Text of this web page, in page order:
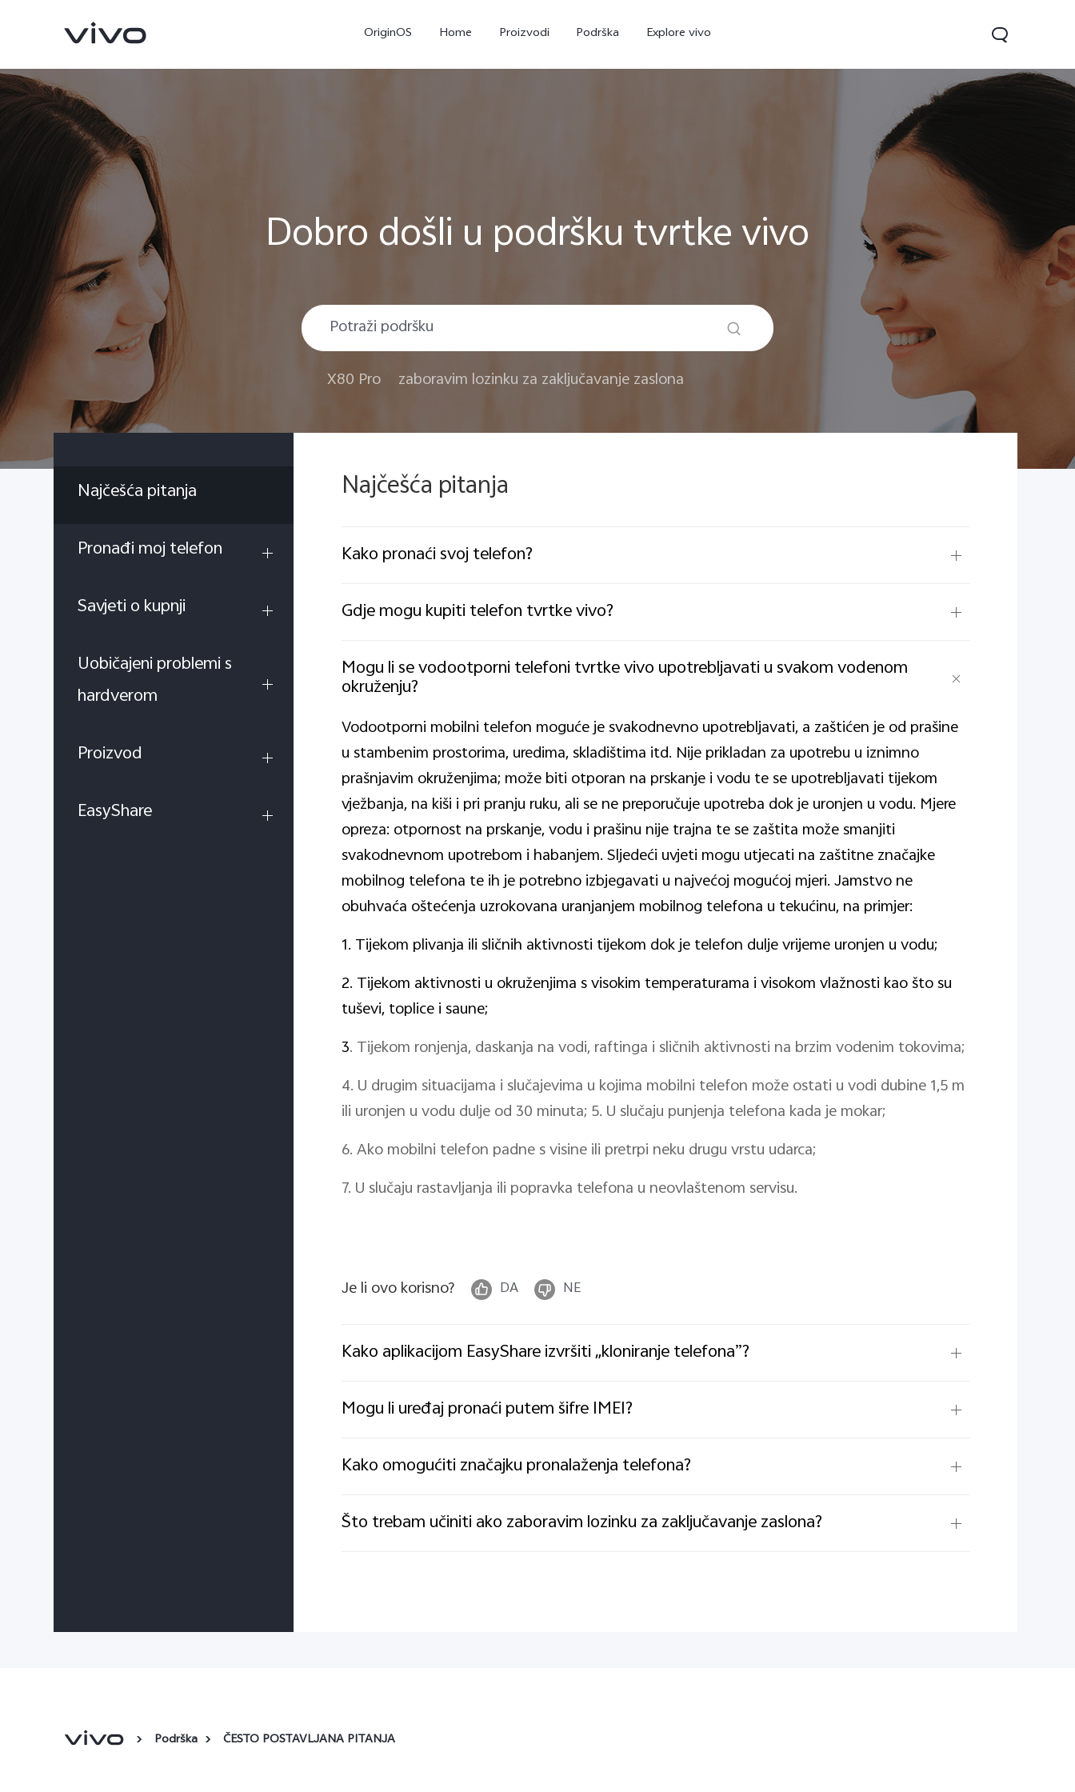
OriginOS Home Proizvodi Podrška Explore vivo
X90 Pro novo Y76 5G novo
Dobro došli u podršku tvrtke vivo
X80 Pro zaboravim lozinku za zaključavanje zaslona
Najčešća pitanja
Pronađi moj telefon
Savjeti o kupnji
Uobičajeni problemi s
hardverom
Proizvod
EasyShare
Najčešća pitanja
Kako pronaći svoj telefon?
Gdje mogu kupiti telefon tvrtke vivo?
Mogu li se vodootporni telefoni tvrtke vivo upotrebljavati u svakom vodenom
okruženju?
Vodootporni mobilni telefon moguće je svakodnevno upotrebljavati, a zaštićen je od prašine
u stambenim prostorima, uredima, skladištima itd. Nije prikladan za upotrebu u iznimno
prašnjavim okruženjima; može biti otporan na prskanje i vodu te se upotrebljavati tijekom
vježbanja, na kiši i pri pranju ruku, ali se ne preporučuje upotreba dok je uronjen u vodu. Mjere
opreza: otpornost na prskanje, vodu i prašinu nije trajna te se zaštita može smanjiti
svakodnevnom upotrebom i habanjem. Sljedeći uvjeti mogu utjecati na zaštitne značajke
mobilnog telefona te ih je potrebno izbjegavati u najvećoj mogućoj mjeri. Jamstvo ne
obuhvaća oštećenja uzrokovana uranjanjem mobilnog telefona u tekućinu, na primjer:
1. Tijekom plivanja ili sličnih aktivnosti tijekom dok je telefon dulje vrijeme uronjen u vodu;
2. Tijekom aktivnosti u okruženjima s visokim temperaturama i visokom vlažnosti kao što su
tuševi, toplice i saune;
3. Tijekom ronjenja, daskanja na vodi, raftinga i sličnih aktivnosti na brzim vodenim tokovima;
4. U drugim situacijama i slučajevima u kojima mobilni telefon može ostati u vodi dubine 1,5 m
ili uronjen u vodu dulje od 30 minuta; 5. U slučaju punjenja telefona kada je mokar;
6. Ako mobilni telefon padne s visine ili pretrpi neku drugu vrstu udarca;
7. U slučaju rastavljanja ili popravka telefona u neovlaštenom servisu.
Je li ovo korisno? DA NE
Kako aplikacijom EasyShare izvršiti „kloniranje telefona”?
Mogu li uređaj pronaći putem šifre IMEI?
Kako omogućiti značajku pronalaženja telefona?
Što trebam učiniti ako zaboravim lozinku za zaključavanje zaslona?
Podrška ČESTO POSTAVLJANA PITANJA